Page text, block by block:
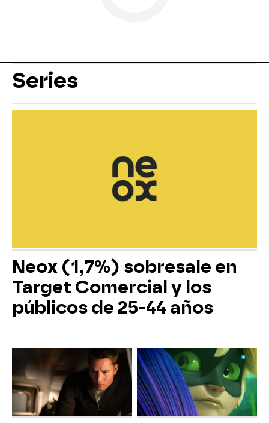
Series
Neox (1,7%) sobresale en
Target Comercial y los
públicos de 25-44 años